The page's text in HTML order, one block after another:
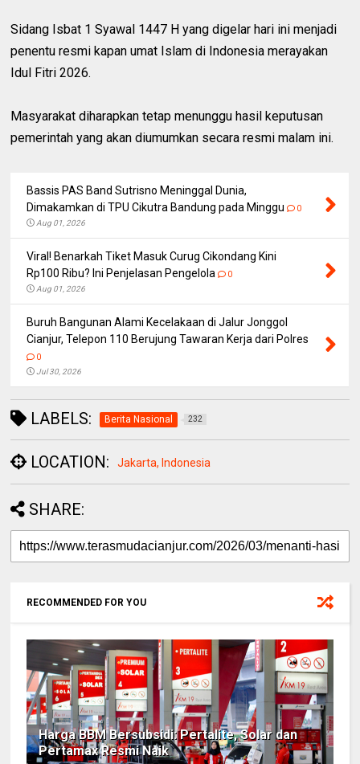
Sidang Isbat 1 Syawal 1447 H yang digelar hari ini menjadi
penentu resmi kapan umat Islam di Indonesia merayakan
Idul Fitri 2026.
Masyarakat diharapkan tetap menunggu hasil keputusan
pemerintah yang akan diumumkan secara resmi malam ini.
Bassis PAS Band Sutrisno Meninggal Dunia,
Dimakamkan di TPU Cikutra Bandung pada Minggu
0
Aug 01, 2026
Viral! Benarkah Tiket Masuk Curug Cikondang Kini
Rp100 Ribu? Ini Penjelasan Pengelola
0
Aug 01, 2026
Buruh Bangunan Alami Kecelakaan di Jalur Jonggol
Cianjur, Telepon 110 Berujung Tawaran Kerja dari Polres
0
Jul 30, 2026
LABELS: Berita Nasional 232
LOCATION: Jakarta, Indonesia
SHARE:
RECOMMENDED FOR YOU
Harga BBM Bersubsidi: Pertalite, Solar dan
Pertamax Resmi Naik